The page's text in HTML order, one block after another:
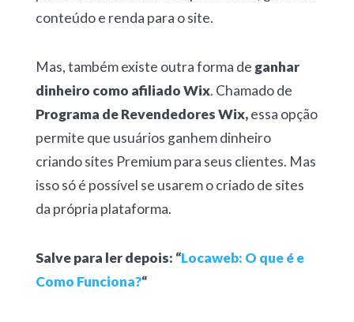
conteúdo e renda para o site.
Mas, também existe outra forma de ganhar
dinheiro como afiliado Wix. Chamado de
Programa de Revendedores Wix,essa opção
permite que usuários ganhem dinheiro
criando sites Premium para seus clientes. Mas
isso só é possível se usarem o criado de sites
da própria plataforma.
Salve para ler depois: “Locaweb: O que é e
Como Funciona?“